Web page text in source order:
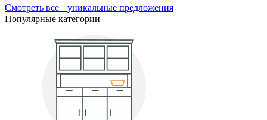
Смотреть все уникальные предложения
Популярные категории